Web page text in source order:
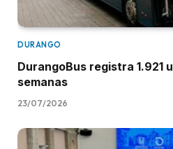
DURANGO
DurangoBus registra 1.921
semanas
23/07/2026